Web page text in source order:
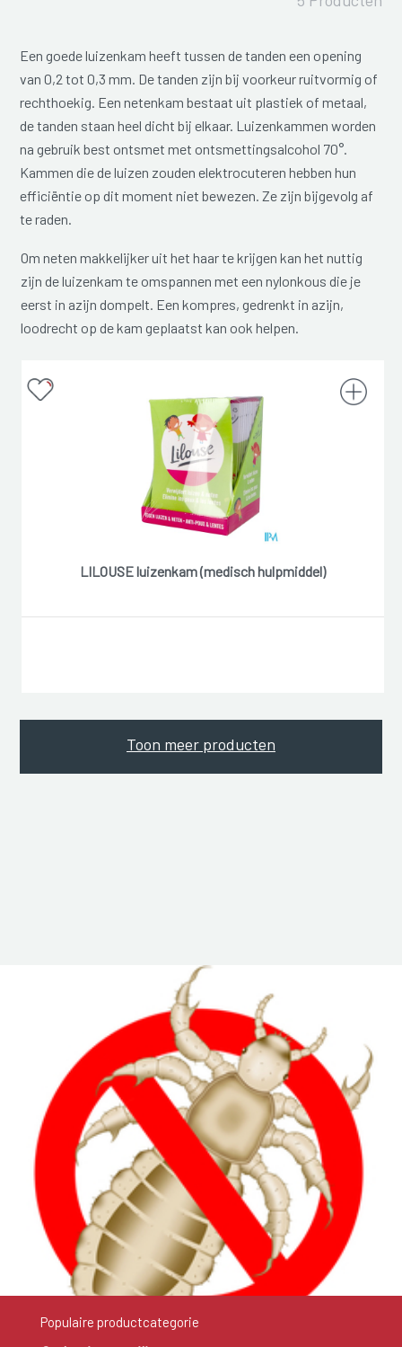
Populaire productcategorie
Een goede luizenkam heeft tussen de tanden een opening
van 0,2 tot 0,3 mm. De tanden zijn bij voorkeur ruitvormig of
rechthoekig. Een netenkam bestaat uit plastiek of metaal,
de tanden staan heel dicht bij elkaar. Luizenkammen worden
na gebruik best ontsmet met ontsmettingsalcohol 70°.
Kammen die de luizen zouden elektrocuteren hebben hun
efficiëntie op dit moment niet bewezen. Ze zijn bijgevolg af
te raden.
Om neten makkelijker uit het haar te krijgen kan het nuttig
zijn de luizenkam te omspannen met een nylonkous die je
eerst in azijn dompelt. Een kompres, gedrenkt in azijn,
loodrecht op de kam geplaatst kan ook helpen.
LILOUSE luizenkam (medisch hulpmiddel)
Toon meer producten